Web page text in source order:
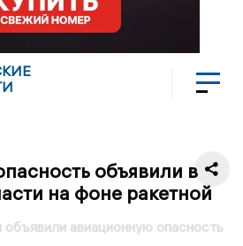
объявили в
на фоне ракетной
авиационную опасность